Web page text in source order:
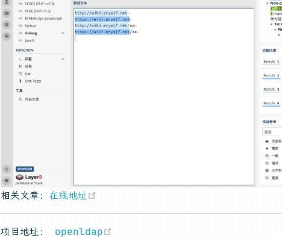
相关文章： 在线地址
项目地址： openldap